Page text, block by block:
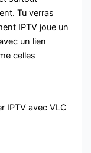
Tu verras
IPTV joue un
un lien
celles